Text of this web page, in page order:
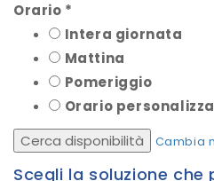
Orario *
Intera giornata
Mattina
Pomeriggio
Orario
Cerca disponibilità
Cambia
Scegli la soluzione che